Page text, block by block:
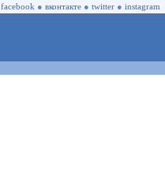
facebook ● вконтакте ● twitter ● instagram